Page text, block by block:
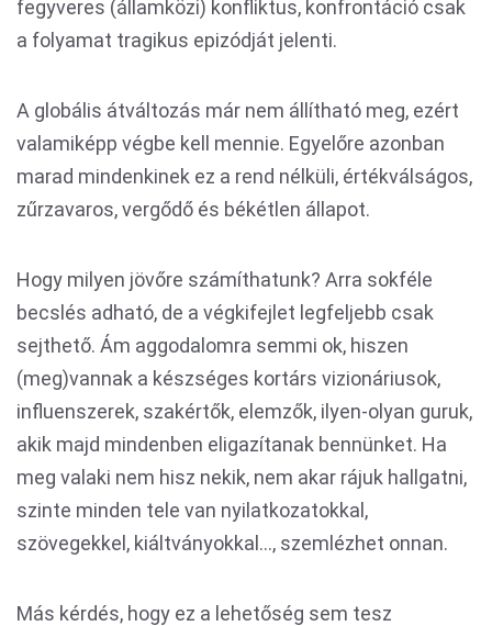
fegyveres (államközi) konfliktus, konfrontáció csak
a folyamat tragikus epizódját jelenti.
A globális átváltozás már nem állítható meg, ezért
valamiképp végbe kell mennie. Egyelőre azonban
marad mindenkinek ez a rend nélküli, értékválságos,
zűrzavaros, vergődő és békétlen állapot.
Hogy milyen jövőre számíthatunk? Arra sokféle
becslés adható, de a végkifejlet legfeljebb csak
sejthető. Ám aggodalomra semmi ok, hiszen
(meg)vannak a készséges kortárs vizionáriusok,
influenszerek, szakértők, elemzők, ilyen-olyan guruk,
akik majd mindenben eligazítanak bennünket. Ha
meg valaki nem hisz nekik, nem akar rájuk hallgatni,
szinte minden tele van nyilatkozatokkal,
szövegekkel, kiáltványokkal…, szemlézhet onnan.
Más kérdés, hogy ez a lehetőség sem tesz